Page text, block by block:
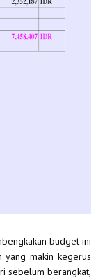
budget ini
yang makin kegerus
sebelum berangkat,